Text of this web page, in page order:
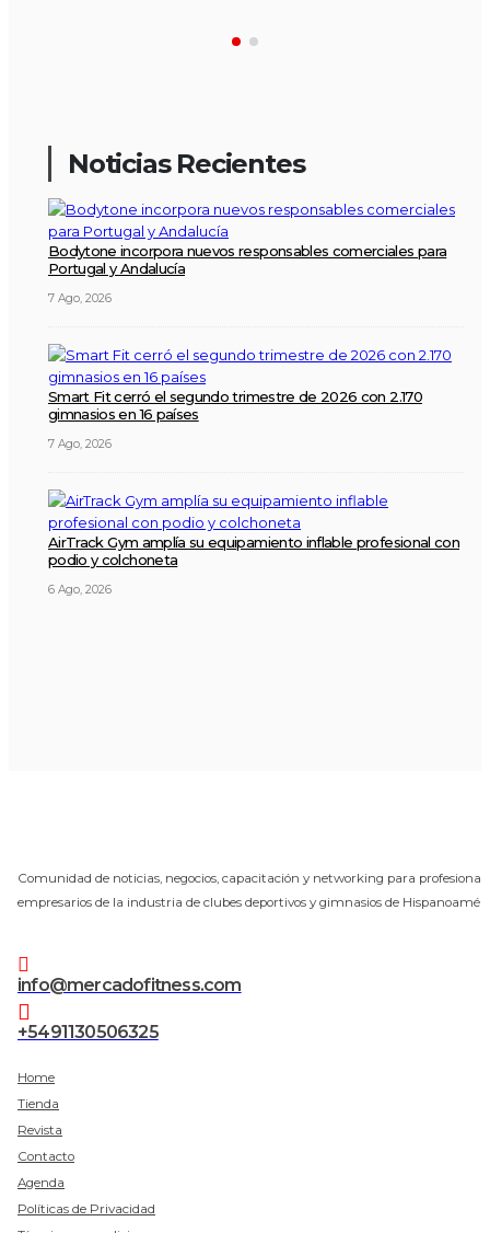
Noticias Recientes
Bodytone incorpora nuevos responsables comerciales para
Portugal y Andalucía
7 Ago, 2026
Smart Fit cerró el segundo trimestre de 2026 con 2.170
gimnasios en 16 países
7 Ago, 2026
AirTrack Gym amplía su equipamiento inflable profesional con
podio y colchoneta
6 Ago, 2026
Comunidad de noticias, negocios, capacitación y networking para
empresarios de la industria de clubes deportivos y gimnasios de
info@mercadofitness.com
+5491130506325
Home
Tienda
Revista
Contacto
Agenda
Políticas de Privacidad